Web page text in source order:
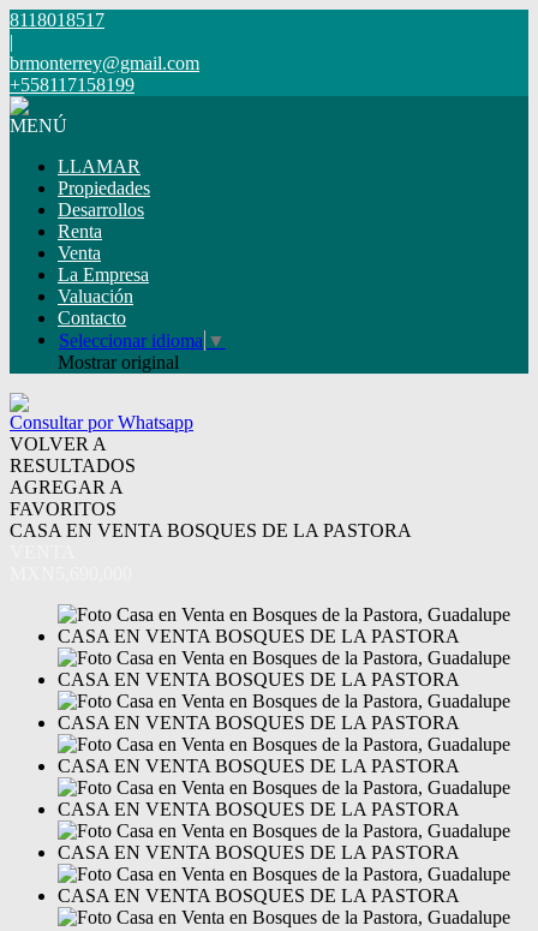
8118018517
|
brmonterrey@gmail.com
+558117158199
MENÚ
LLAMAR
Propiedades
Desarrollos
Renta
Venta
La Empresa
Valuación
Contacto
Seleccionar idioma ▼
Mostrar original
Consultar por Whatsapp
VOLVER A
RESULTADOS
AGREGAR A
FAVORITOS
CASA EN VENTA BOSQUES DE LA PASTORA